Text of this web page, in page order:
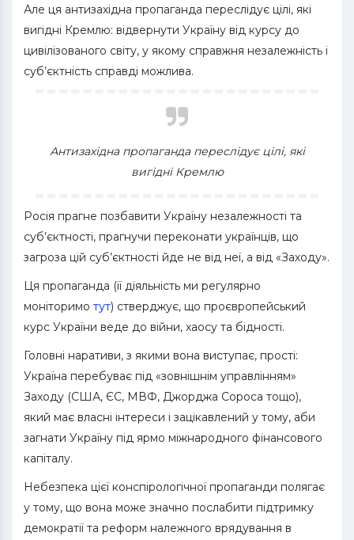
Але ця антизахідна пропаганда переслідує цілі, які
вигідні Кремлю: відвернути Україну від курсу до
цивілізованого світу, у якому справжня незалежність і
суб’єктність справді можлива.
Антизахідна пропаганда переслідує цілі, які
вигідні Кремлю
Росія прагне позбавити Україну незалежності та
суб’єктності, прагнучи переконати українців, що
загроза цій суб’єктності йде не від неї, а від «Заходу».
Ця пропаганда (її діяльність ми регулярно
моніторимо тут) стверджує, що проєвропейський
курс України веде до війни, хаосу та бідності.
Головні наративи, з якими вона виступає, прості:
Україна перебуває під «зовнішнім управлінням»
Заходу (США, ЄС, МВФ, Джорджа Сороса тощо),
який має власні інтереси і зацікавлений у тому, аби
загнати Україну під ярмо міжнародного фінансового
капіталу.
Небезпека цієї конспірологічної пропаганди полягає
у тому, що вона може значно послабити підтримку
демократії та реформ належного врядування в